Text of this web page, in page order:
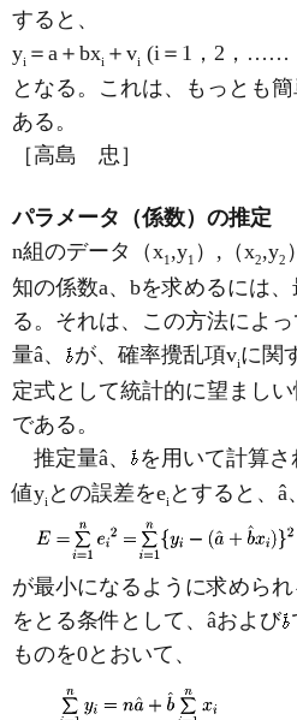
すると、
yi ＝a＋bxi ＋vi (i＝1，2，……
となる。これは、もっとも
ある。
［高島 忠］
パラメータ（係数）の推定
n組のデータ（x1 ,y1 ）,（x2,y2
知の係数a、bを求めるには
る。それは、この方法によ
量â、
が、確率攪乱項viに関
定式として統計的に望まし
である。
推定量â、
を用いて計算さ
値yi との誤差をei とすると、â、
が最小になるように求めら
をとる条件として、âおよび
ものを0とおいて、